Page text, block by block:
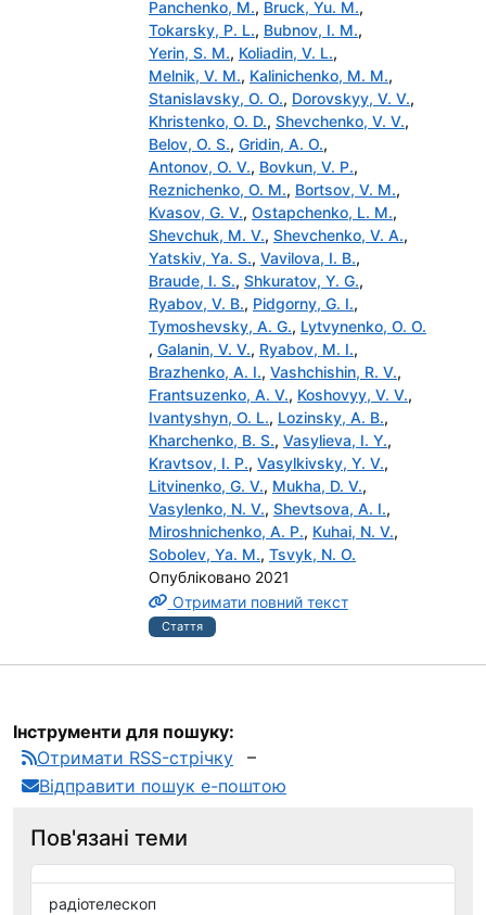
Panchenko, M., Bruck, Yu. M.,
Tokarsky, P. L., Bubnov, I. M.,
Yerin, S. M., Коliadin, V. L.,
Melnik, V. M., Kalinichenko, M. M.,
Stanislavsky, O. O., Dorovskyy, V. V.,
Khristenko, O. D., Shevchenko, V. V.,
Belov, O. S., Gridin, A. O.,
Antonov, O. V., Bovkun, V. P.,
Reznichenko, O. M., Bortsov, V. M.,
Kvasov, G. V., Ostapchenko, L. M.,
Shevchuk, M. V., Shevchenko, V. A.,
Yatskiv, Ya. S., Vavilova, I. B.,
Braude, I. S., Shkuratov, Y. G.,
Ryabov, V. B., Pidgorny, G. I.,
Tymoshevsky, A. G., Lytvynenko, O. O.
, Galanin, V. V., Ryabov, M. I.,
Brazhenko, A. I., Vashchishin, R. V.,
Frantsuzenko, A. V., Koshovyy, V. V.,
Ivantyshyn, O. L., Lozinsky, A. B.,
Kharchenko, B. S., Vasylieva, I. Y.,
Kravtsov, I. P., Vasylkivsky, Y. V.,
Litvinenko, G. V., Mukha, D. V.,
Vasylenko, N. V., Shevtsova, A. I.,
Miroshnichenko, A. P., Кuhai, N. V.,
Sobolev, Ya. M., Tsvyk, N. O.
Опубліковано 2021
Отримати повний текст
Стаття
Інструменти для пошуку:
Отримати RSS-стрічку
Відправити пошук е-поштою
Пов'язані теми
радіотелескоп